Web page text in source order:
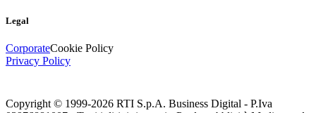
Legal
CorporateCookie Policy
Privacy Policy
Copyright © 1999-2026 RTI S.p.A. Business Digital - P.Iva